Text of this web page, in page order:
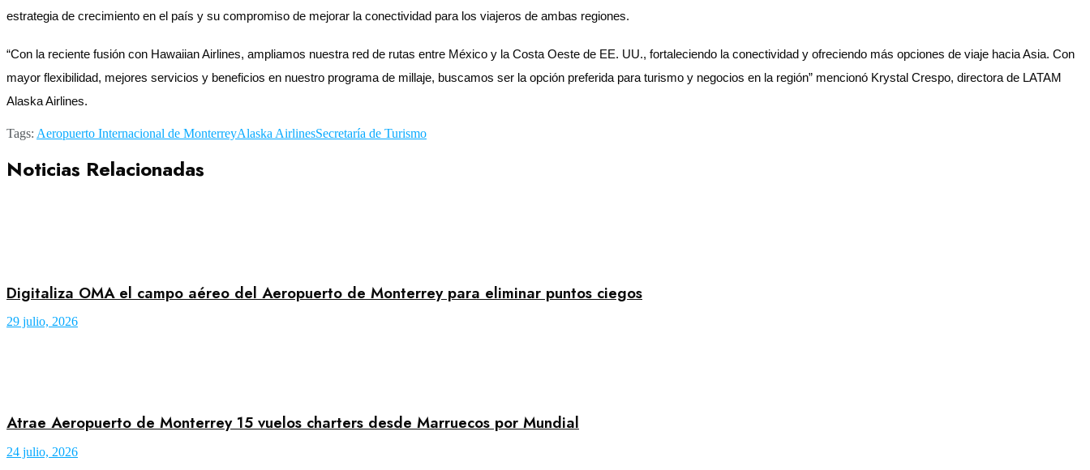
estrategia de crecimiento en el país y su compromiso de mejorar la conectividad para los viajeros de ambas regiones.
“Con la reciente fusión con Hawaiian Airlines, ampliamos nuestra red de rutas entre México y la Costa Oeste de EE. UU., fortaleciendo la conectividad y ofreciendo más opciones de viaje hacia Asia. Con
mayor flexibilidad, mejores servicios y beneficios en nuestro programa de millaje, buscamos ser la opción preferida para turismo y negocios en la región” mencionó Krystal Crespo, directora de LATAM
Alaska Airlines.
Tags: Aeropuerto Internacional de MonterreyAlaska AirlinesSecretaría de Turismo
Noticias Relacionadas
Digitaliza OMA el campo aéreo del Aeropuerto de Monterrey para eliminar puntos ciegos
29 julio, 2026
Atrae Aeropuerto de Monterrey 15 vuelos charters desde Marruecos por Mundial
24 julio, 2026